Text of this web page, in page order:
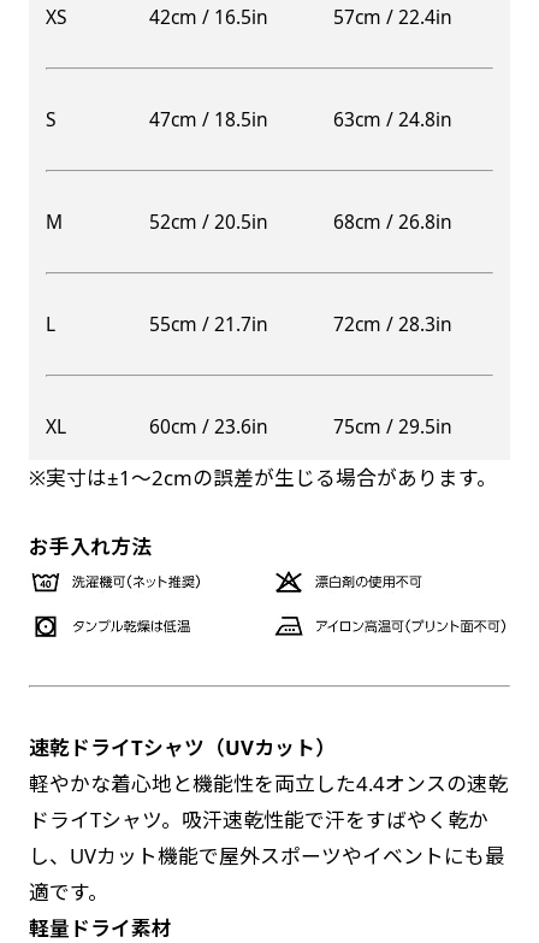
XS 42cm / 16.5in 57cm / 22.4in
S 47cm / 18.5in 63cm / 24.8in
M 52cm / 20.5in 68cm / 26.8in
L 55cm / 21.7in 72cm / 28.3in
XL 60cm / 23.6in 75cm / 29.5in
※実寸は±1〜2cmの誤差が生じる場合があります。
お手入れ方法
速乾ドライTシャツ（UVカット）
軽やかな着心地と機能性を両立した4.4オンスの速乾
ドライTシャツ。吸汗速乾性能で汗をすばやく乾か
し、UVカット機能で屋外スポーツやイベントにも最
適です。
軽量ドライ素材
A面B面のデザイン変化を楽しんでお客様にアピ
自由入力(60x180以内)
お好みのサイズで縦幕・横幕の作成が可能です。
あんな場所こんな場所お好みのサイズでお好みの
幕の製作をお楽しみください
幕の製作をお楽しみください
レギュラーのれん
けて疑似的にのれんのような幕をつくります。お
レギュラーのれんスリムは横幕の上部にチチを5
か所つけて疑似的にのれんのような幕をつくりま
ます。（レギュラーのれん縦50cm／レギュラー
スリムのれん縦30cm）お店の入口付近の装飾に
是非！
る場所でのぼり旗を使用する際に推奨されてい
ます。防炎加工によってのぼり旗が炎に触れても
燃えにくくなります。（燃えるというより溶け
るに近くなるイメージ）一般的な方法は、旗の
素材に特殊な化学薬品を使用して延焼を抑えま
お急ぎ［ +330円 ］
お急ぎは翌営業日発送（基本12時締め切り)枚数
によって対応できない場合、ギリギリでも対応
できる場合もあります。防炎加工、トロピカル
生地は対応不可です。